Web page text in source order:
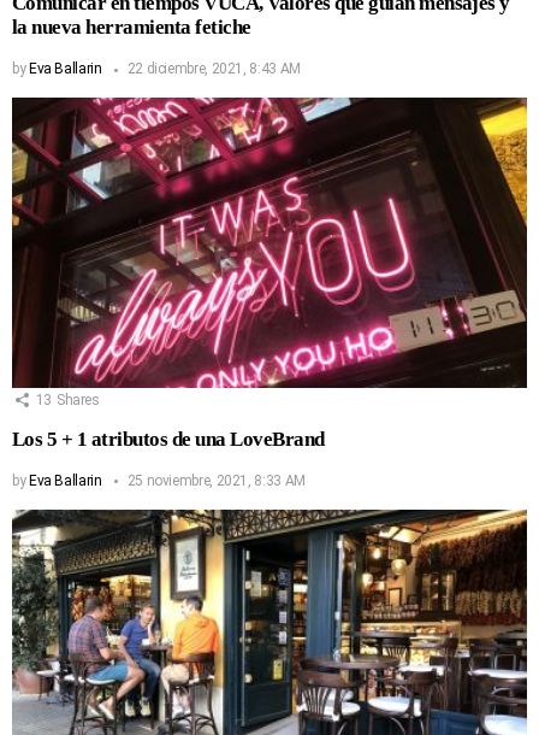
la nueva herramienta fetiche
by Eva Ballarin 22 diciembre, 2021, 8:43 AM
13 Shares
Los 5 + 1 atributos de una LoveBrand
by Eva Ballarin 25 noviembre, 2021, 8:33 AM